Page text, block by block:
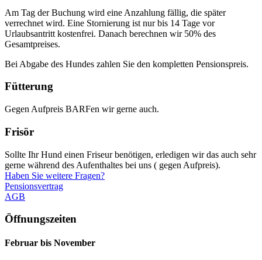
Am Tag der Buchung wird eine Anzahlung fällig, die später
verrechnet wird. Eine Stornierung ist nur bis 14 Tage vor
Urlaubsantritt kostenfrei. Danach berechnen wir 50% des
Gesamtpreises.
Bei Abgabe des Hundes zahlen Sie den kompletten Pensionspreis.
Fütterung
Gegen Aufpreis BARFen wir gerne auch.
Frisör
Sollte Ihr Hund einen Friseur benötigen, erledigen wir das auch sehr
gerne während des Aufenthaltes bei uns ( gegen Aufpreis).
Haben Sie weitere Fragen?
Pensionsvertrag
AGB
Öffnungszeiten
Februar bis November